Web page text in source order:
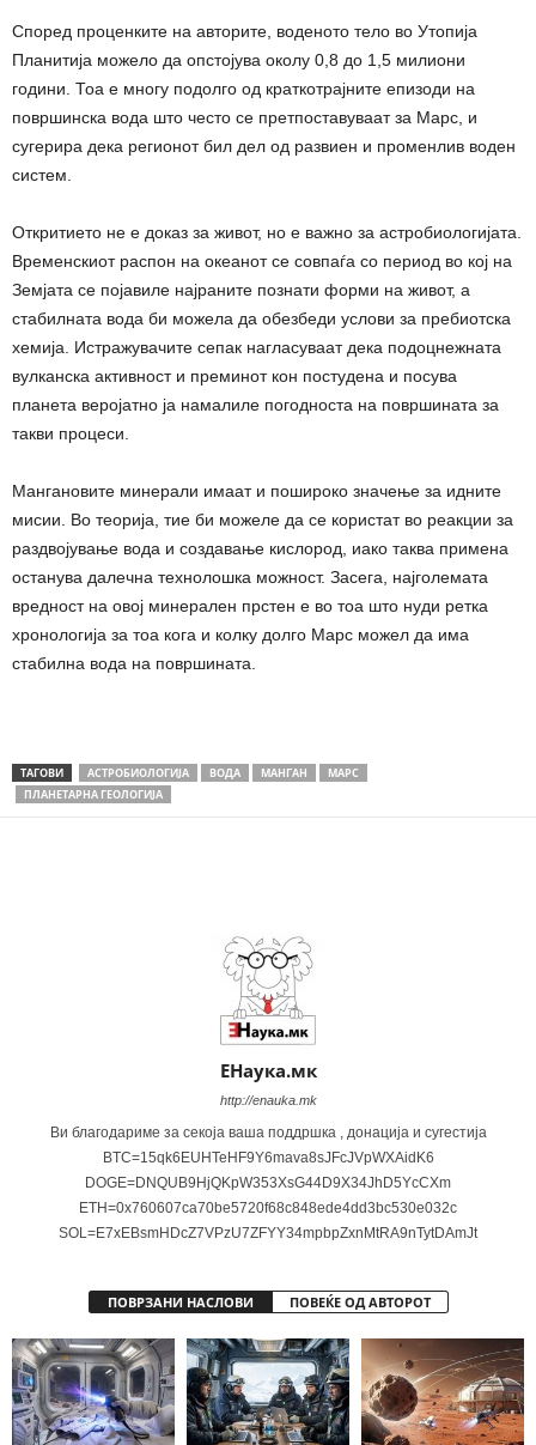
Според проценките на авторите, воденото тело во Утопија
Планитија можело да опстојува околу 0,8 до 1,5 милиони
години. Тоа е многу подолго од краткотрајните епизоди на
површинска вода што често се претпоставуваат за Марс, и
сугерира дека регионот бил дел од развиен и променлив воден
систем.
Откритието не е доказ за живот, но е важно за астробиологијата.
Временскиот распон на океанот се совпаѓа со период во кој на
Земјата се појавиле најраните познати форми на живот, а
стабилната вода би можела да обезбеди услови за пребиотска
хемија. Истражувачите сепак нагласуваат дека подоцнежната
вулканска активност и преминот кон постудена и посува
планета веројатно ја намалиле погодноста на површината за
такви процеси.
Мангановите минерали имаат и пошироко значење за идните
мисии. Во теорија, тие би можеле да се користат во реакции за
раздвојување вода и создавање кислород, иако таква примена
останува далечна технолошка можност. Засега, најголемата
вредност на овој минерален прстен е во тоа што нуди ретка
хронологија за тоа кога и колку долго Марс можел да има
стабилна вода на површината.
ТАГОВИ АСТРОБИОЛОГИЈА ВОДА МАНГАН
МАРС
ПЛАНЕТАРНА ГЕОЛОГИЈА
ЕНаука.мк
http://enauka.mk
Ви благодариме за секоја ваша поддршка , донација и сугестија
BTC=15qk6EUHTeHF9Y6mava8sJFcJVpWXAidK6
DOGE=DNQUB9HjQKpW353XsG44D9X34JhD5YcCXm
ETH=0x760607ca70be5720f68c848ede4dd3bc530e032c
SOL=E7xEBsmHDcZ7VPzU7ZFYY34mpbpZxnMtRA9nTytDAmJt
ПОВРЗАНИ НАСЛОВИ ПОВЕЌЕ ОД АВТОРОТ